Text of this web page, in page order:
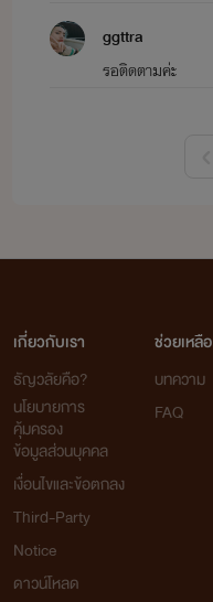
ggttra
รอติดตามค่ะ
เกี่ยวกับเรา
ธัญวลัยคือ?
นโยบายการ
คุ้มครอง
ข้อมูลส่วนบุคคล
เงื่อนไขและข้อตกลง
Third-Party
Notice
ดาวน์โหลด
ช่วยเหลือ
บทความ
FAQ